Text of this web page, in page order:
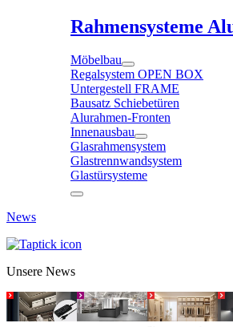
Rahmensysteme
Möbelbau
Regalsystem OPEN BOX
Untergestell FRAME
Bausatz Schiebetüren
Alurahmen-Fronten
Innenausbau
Glasrahmensystem
Glastrennwandsystem
Glastürsysteme
News
Unsere News